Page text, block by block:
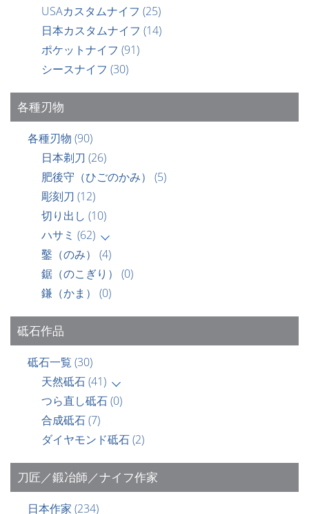
USAカスタムナイフ (25)
日本カスタムナイフ (14)
ポケットナイフ (91)
シースナイフ (30)
各種刃物
各種刃物 (90)
日本剃刀 (26)
肥後守（ひごのかみ） (5)
彫刻刀 (12)
切り出し (10)
ハサミ (62)
鑿（のみ） (4)
鋸（のこぎり） (0)
鎌（かま） (0)
砥石作品
砥石一覧 (30)
天然砥石(41)
つら直し砥石(0)
合成砥石(7)
ダイヤモンド砥石(2)
刀匠／鍛冶師／ナイフ作家
日本作家 (234)